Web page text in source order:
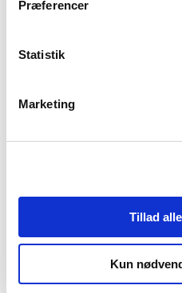
Præferencer
Statistik
Marketing
Tillad
Kun
Dansk Statsbygning